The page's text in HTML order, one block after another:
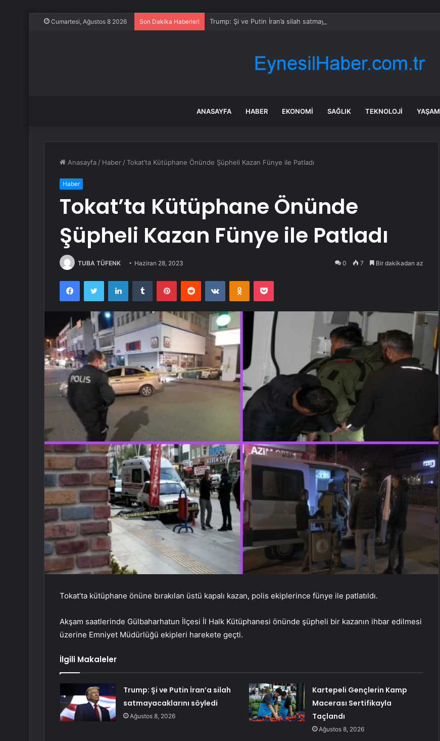
Cumartesi, Ağustos 8 2026 Son Dakika Haberleri Trump: Şi ve Putin İran’a silah satmayacaklarını söyledi
ANASAYFA HABER EKONOMI SAĞLIK TEKNOLOJI YAŞAM
Anasayfa / Haber /Tokat’ta Kütüphane Önünde Şüpheli Kazan Fünye ile Patladı
Haber
Tokat’ta Kütüphane Önünde
Şüpheli Kazan Fünye ile Patladı
TUBA TÜFENK Haziran 28, 2023 0 7 Bir dakikadan az
FacebookTwitter LinkedInTumblr PinterestReddit VKontakteOdnoklassniki
Pocket
Tokat’ta kütüphane önüne bırakılan üstü kapalı kazan, polis ekiplerince fünye ile patlatıldı.
Akşam saatlerinde Gülbaharhatun İlçesi İl Halk Kütüphanesi önünde şüpheli bir kazanın ihbar edilmesi
üzerine Emniyet Müdürlüğü ekipleri harekete geçti.
İlgili Makaleler
Trump: Şi ve Putin İran’a silah
satmayacaklarını söyledi
Ağustos 8, 2026
Kartepeli Gençlerin Kamp
Macerası Sertifikayla
Taçlandı
Ağustos 8, 2026